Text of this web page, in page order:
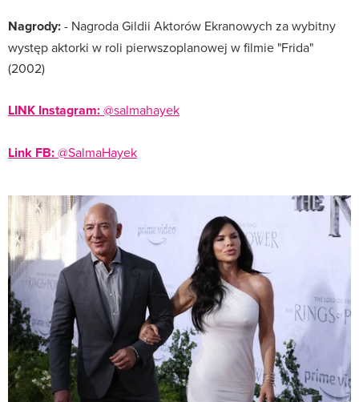
Nagrody:- Nagroda Gildii Aktorów Ekranowych za wybitny
występ aktorki w roli pierwszoplanowej w filmie "Frida"
(2002)
LINK Instagram:@salmahayek
Link FB:@SalmaHayek